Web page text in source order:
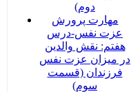
دوم)
مهارت پرورش
عزت نفس-درس
هفتم: نقش والدین
در میزان عزت نفس
فرزندان (قسمت
سوم)